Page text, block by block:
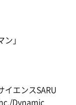
」
イエンスSARU
Dynamic